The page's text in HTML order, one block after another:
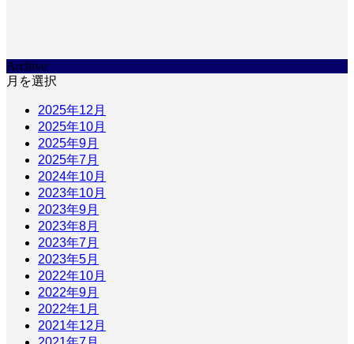
Archive
月を選択
2025年12月
2025年10月
2025年9月
2025年7月
2024年10月
2023年10月
2023年9月
2023年8月
2023年7月
2023年5月
2022年10月
2022年9月
2022年1月
2021年12月